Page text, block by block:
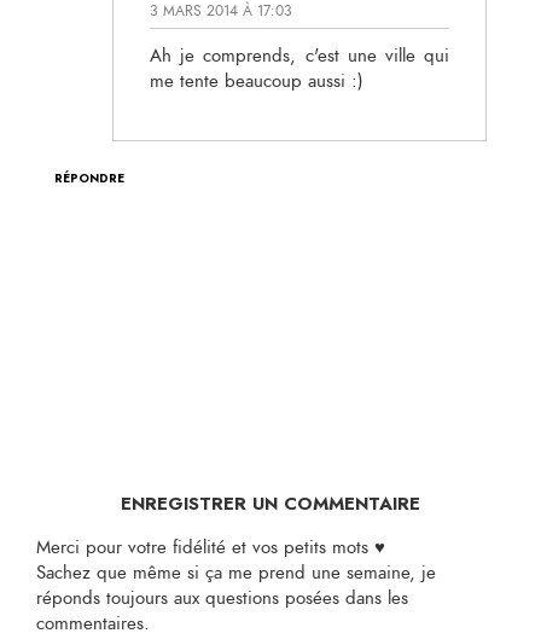
3 MARS 2014 À 17:03
Ah je comprends, c'est une ville qui
me tente beaucoup aussi :)
RÉPONDRE
ENREGISTRER UN COMMENTAIRE
Merci pour votre fidélité et vos petits mots ♥
Sachez que même si ça me prend une semaine, je
réponds toujours aux questions posées dans les
commentaires.